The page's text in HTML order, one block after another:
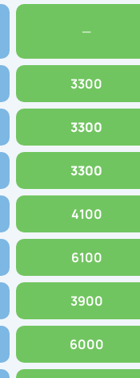
—
3300
3300
3300
4100
6100
3900
6000